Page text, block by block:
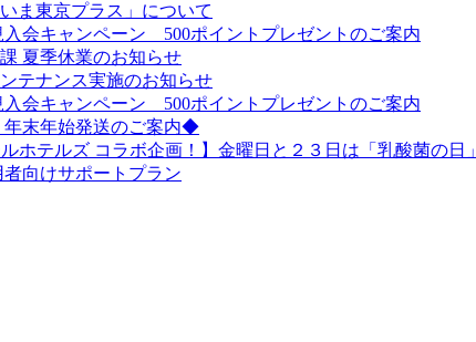
ま東京プラス」について
入会キャンペーン 500ポイントプレゼントのご案内
夏季休業のお知らせ
テナンス実施のお知らせ
入会キャンペーン 500ポイントプレゼントのご案内
末年始発送のご案内◆
ホテルズ コラボ企画！】金曜日と２３日は「乳酸菌の日」
向けサポートプラン